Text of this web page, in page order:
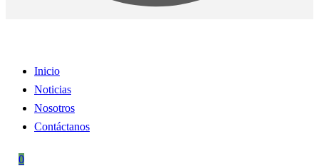
Inicio
Noticias
Nosotros
Contáctanos
0